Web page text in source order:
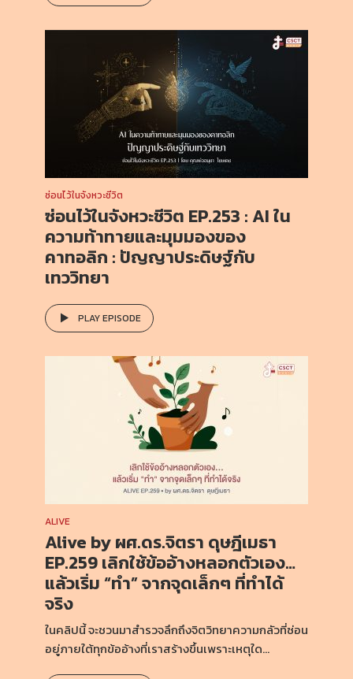
ซ่อนไว้ในจังหวะชีวิต
ซ่อนไว้ในจังหวะชีวิต EP.253 : AI ใน
ความท้าทายและมุมมองของ
คาทอลิก : ปัญญาประดิษฐ์กับ
เทววิทยา
PLAY EPISODE
ALIVE
Alive by ผศ.ดร.จิตรา ดุษฎีเมธา
EP.259 เลิกใช้ข้ออ้างหลอกตัวเอง…
แล้วเริ่ม “ทำ” จากจุดเล็กๆ ที่ทำได้
จริง
ในคลิปนี้ จะชวนมาสำรวจลึกถึงจิตวิทยาความกลัวที่ซ่อน
อยู่ภายใต้ทุกข้ออ้างที่เราสร้างขึ้นเพราะเหตุใด...